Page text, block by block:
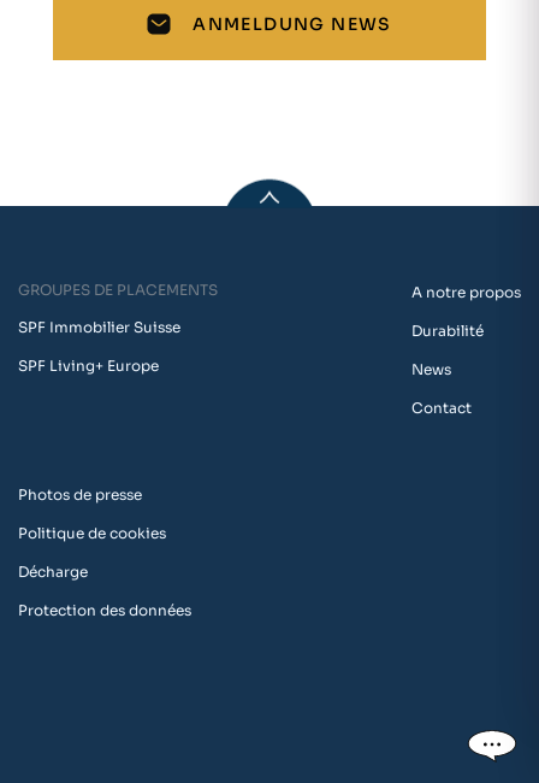
ANMELDUNG NEWS
GROUPES DE PLACEMENTS
SPF Immobilier Suisse
SPF Living+ Europe
A notre propos
Durabilité
News
Contact
Photos de presse
Politique de cookies
Décharge
Protection des données